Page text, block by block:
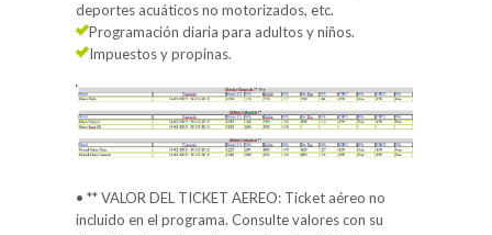
deportes acuáticos no motorizados, etc.
Programación diaria para adultos y niños.
Impuestos y propinas.
• ** VALOR DEL TICKET AEREO: Ticket aéreo no
incluido en el programa. Consulte valores con su